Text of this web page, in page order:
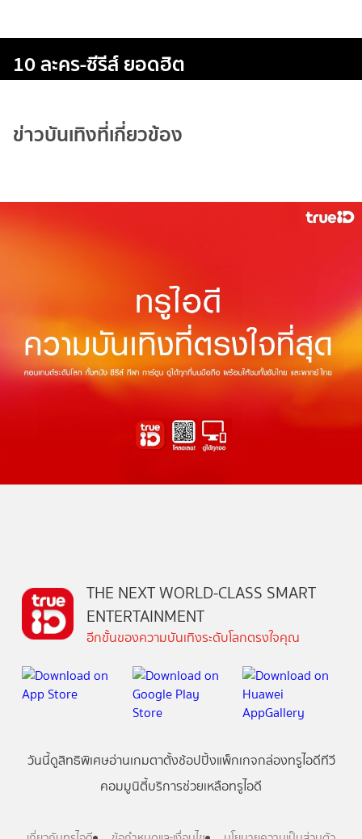
10 ละคร-ซีรีส์ ยอดฮิต
ข่าวบันเทิงที่เกี่ยวข้อง
THE NEXT WORLD-CLASS SMART
ENTERTAINMENT
อีกขั้นของความบันเทิงระดับโลกตรงใจคุณ
วันนี้ดูสิทธิพิเศษอ่านเกมตาตั้งช้อปปิ้งแพ็กเกจกล่องทรูไอดีทีวี
คอมมูนิตี้บริการช่วยเหลือทรูไอดี